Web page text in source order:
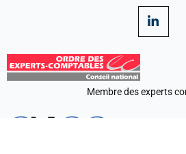
Membre des experts